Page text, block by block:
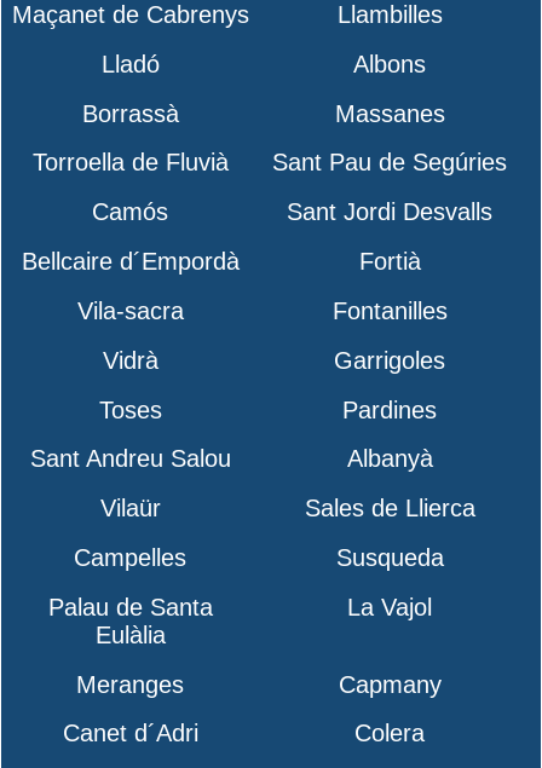
Maçanet de Cabrenys
Llambilles
Lladó
Albons
Borrassà
Massanes
Torroella de Fluvià
Sant Pau de Segúries
Camós
Sant Jordi Desvalls
Bellcaire d´Empordà
Fortià
Vila-sacra
Fontanilles
Vidrà
Garrigoles
Toses
Pardines
Sant Andreu Salou
Albanyà
Vilaür
Sales de Llierca
Campelles
Susqueda
Palau de Santa
Eulàlia
La Vajol
Meranges
Capmany
Canet d´Adri
Colera